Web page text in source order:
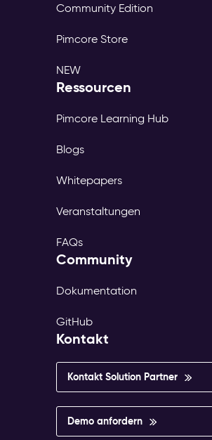
Community Edition
Pimcore Store
NEW
Ressourcen
Pimcore Learning Hub
Blogs
Whitepapers
Veranstaltungen
FAQs
Community
Dokumentation
GitHub
Kontakt
Kontakt Solution Partner
Demo anfordern